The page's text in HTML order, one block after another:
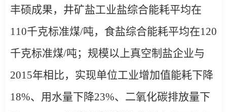
丰硕成果，井矿盐工业盐综合能耗平均在
110千克标准煤/吨，食盐综合能耗平均在120
千克标准煤/吨；规模以上真空制盐企业与
2015年相比，实现单位工业增加值能耗下降
18%、用水量下降23%、二氧化碳排放量下